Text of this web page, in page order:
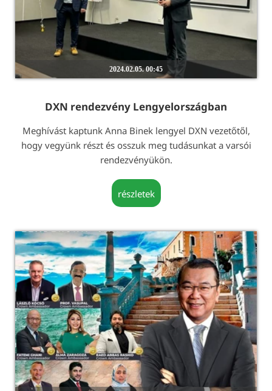
2024.02.05. 00:45
DXN rendezvény Lengyelországban
Meghívást kaptunk Anna Binek lengyel DXN vezetőtől,
hogy vegyünk részt és osszuk meg tudásunkat a varsói
rendezvényükön.
részletek